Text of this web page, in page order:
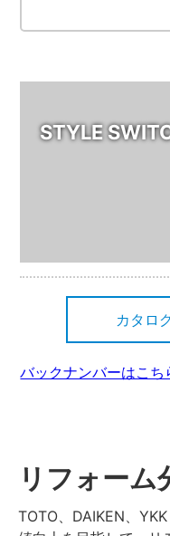
STYLE
カタロ
バックナンバーはこち
リフォーム
TOTO、DAIKEN、